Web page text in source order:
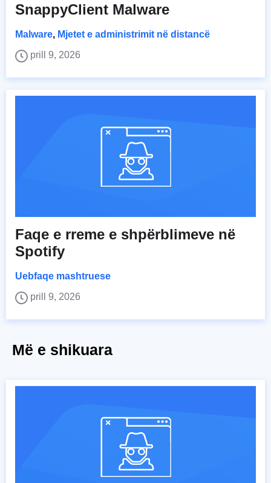
SnappyClient Malware
Malware, Mjetet e administrimit në distancë
prill 9, 2026
Faqe e rreme e shpërblimeve në
Spotify
Uebfaqe mashtruese
prill 9, 2026
Më e shikuara